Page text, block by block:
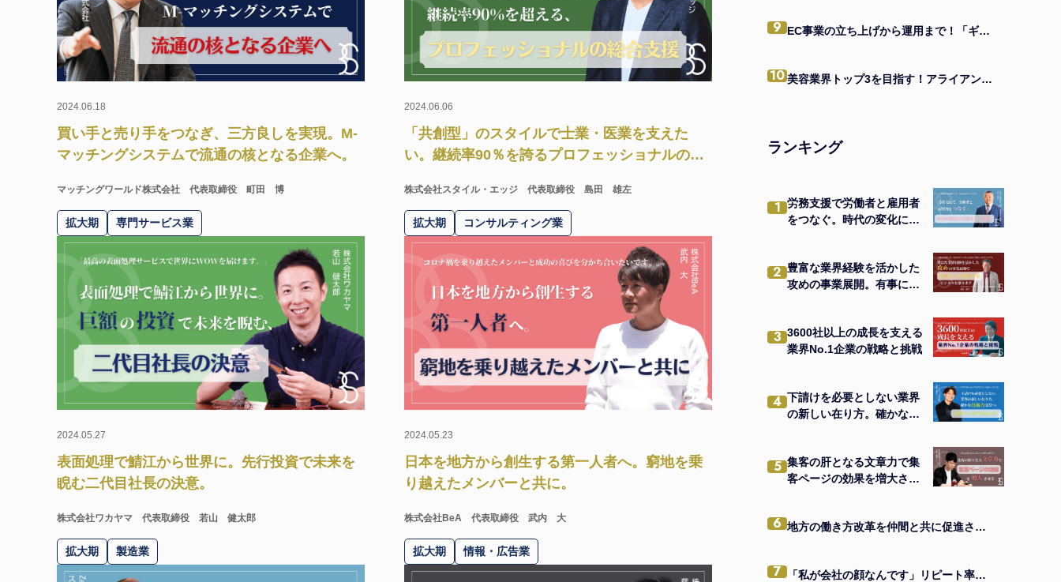
2024.06.18
買い手と売り手をつなぎ、三方良しを実現。M-
マッチングシステムで流通の核となる企業へ。
マッチングワールド株式会社 代表取締役 町田 博
拡大期 専門サービス業
2024.06.06
「共創型」のスタイルで士業・医業を支えた
い。継続率90％を誇るプロフェッショナルの総
株式会社スタイル・エッジ 代表取締役 島田 雄左
拡大期 コンサルティング業
2024.05.27
表面処理で鯖江から世界に。先行投資で未来を
睨む二代目社長の決意。
株式会社ワカヤマ 代表取締役 若山 健太郎
拡大期 製造業
2024.05.23
日本を地方から創生する第一人者へ。窮地を乗
り越えたメンバーと共に。
株式会社BeA 代表取締役 武内 大
拡大期 情報・広告業
9 EC事業の立ち上げから運用まで！「ギルド型法人」が提供する一貫支援とは
10 美容業界トップ3を目指す！アライアンスで価値向上を実現する経営者の戦略
ランキング
1 労務支援で労働者と雇用者
をつなぐ。時代の変化に対
2 豊富な業界経験を活かした
攻めの事業展開。有事にこ
3 3600社以上の成長を支える
業界No.1企業の戦略と挑戦
4 下請けを必要としない業界
の新しい在り方。確かな技
5 集客の肝となる文章力で集
客ページの効果を増大させ
6 地方の働き方改革を仲間と共に促進させる。中小企業を元気にする四代目社長のビジョン。
7 「私が会社の顔なんです」リピート率「8割」の秘訣